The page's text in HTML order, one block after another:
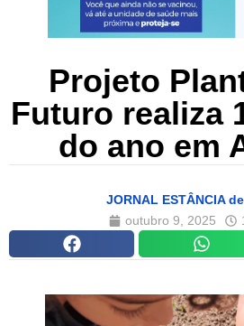
Projeto
Futuro realiza
do ano em
JORNAL ESTÂNCIA
outubro 9, 2025